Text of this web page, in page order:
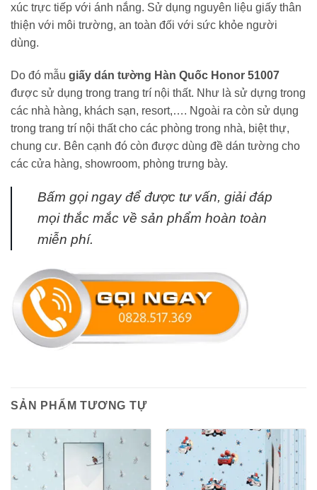
xúc trực tiếp với ánh nắng. Sử dụng nguyên liệu giấy thân
thiện với môi trường, an toàn đối với sức khỏe người
dùng.
Do đó mẫu giấy dán tường Hàn Quốc Honor 51007
được sử dụng trong trang trí nội thất. Như là sử dựng trong
các nhà hàng, khách sạn, resort,…. Ngoài ra còn sử dụng
trong trang trí nội thất cho các phòng trong nhà, biệt thự,
chung cư. Bên cạnh đó còn được dùng đề dán tường cho
các cửa hàng, showroom, phòng trưng bày.
Bấm gọi ngay để được tư vấn, giải đáp
mọi thắc mắc về sản phẩm hoàn toàn
miễn phí.
SẢN PHẨM TƯƠNG TỰ